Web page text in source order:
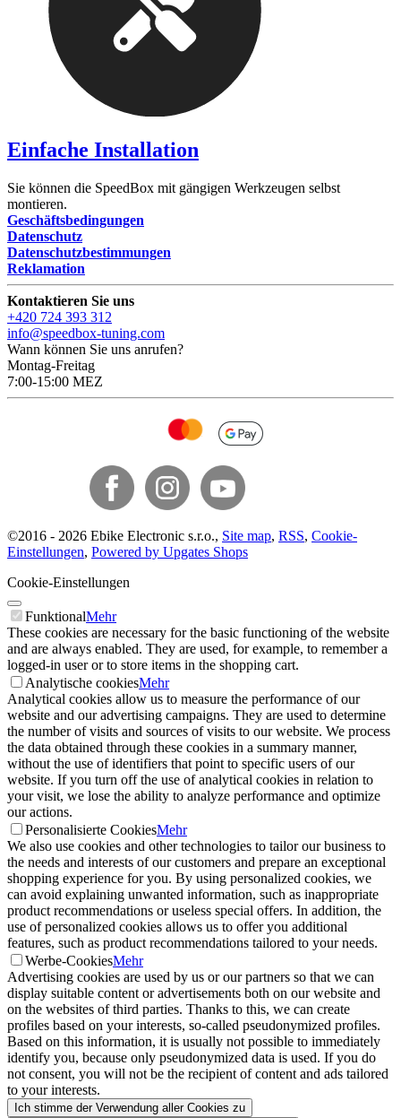
Einfache Installation
Sie können die SpeedBox mit gängigen Werkzeugen selbst
montieren.
Geschäftsbedingungen
Datenschutz
Datenschutzbestimmungen
Reklamation
Kontaktieren Sie uns
+420 724 393 312
info@speedbox-tuning.com
Wann können Sie uns anrufen?
Montag-Freitag
7:00-15:00 MEZ
©2016 - 2026 Ebike Electronic s.r.o., Site map, RSS, Cookie-
Einstellungen, Powered by Upgates Shops
Cookie-Einstellungen
FunktionalMehr
These cookies are necessary for the basic functioning of the website
and are always enabled. They are used, for example, to remember a
logged-in user or to store items in the shopping cart.
Analytische cookiesMehr
Analytical cookies allow us to measure the performance of our
website and our advertising campaigns. They are used to determine
the number of visits and sources of visits to our website. We process
the data obtained through these cookies in a summary manner,
without the use of identifiers that point to specific users of our
website. If you turn off the use of analytical cookies in relation to
your visit, we lose the ability to analyze performance and optimize
our actions.
Personalisierte CookiesMehr
We also use cookies and other technologies to tailor our business to
the needs and interests of our customers and prepare an exceptional
shopping experience for you. By using personalized cookies, we
can avoid explaining unwanted information, such as inappropriate
product recommendations or useless special offers. In addition, the
use of personalized cookies allows us to offer you additional
features, such as product recommendations tailored to your needs.
Werbe-CookiesMehr
Advertising cookies are used by us or our partners so that we can
display suitable content or advertisements both on our website and
on the websites of third parties. Thanks to this, we can create
profiles based on your interests, so-called pseudonymized profiles.
Based on this information, it is usually not possible to immediately
identify you, because only pseudonymized data is used. If you do
not consent, you will not be the recipient of content and ads tailored
to your interests.
Ich stimme der Verwendung aller Cookies zu